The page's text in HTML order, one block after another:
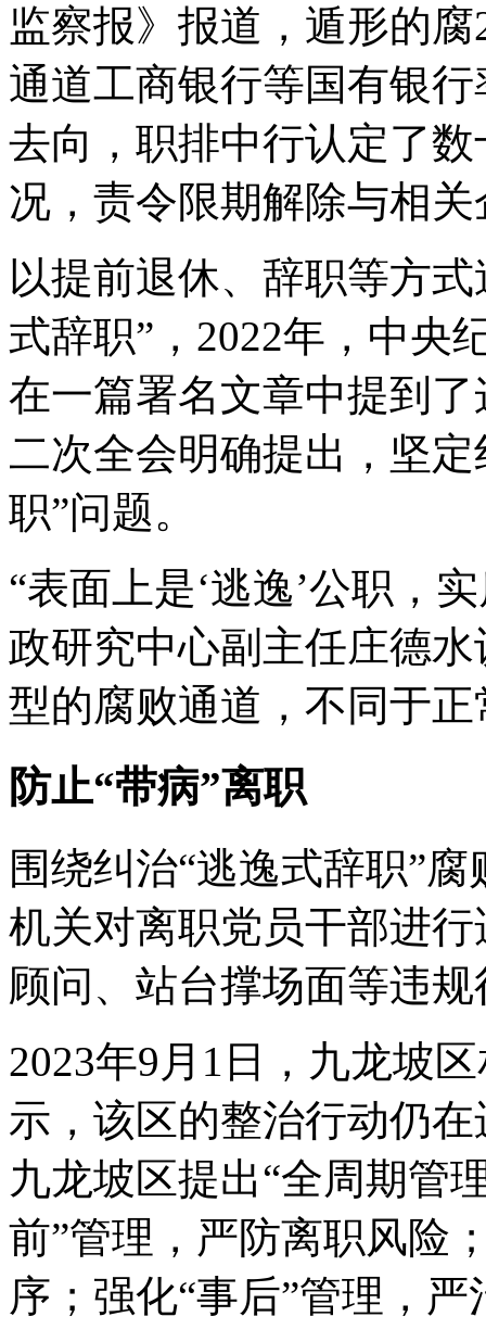
监察报》报道，遁形的
通道工商银行等国有银
去向，职排中行认定了
况，责令限期解除与相
以提前退休、辞职等方
式辞职”，2022年，中央
在一篇署名文章中提到
二次全会明确提出，坚
职”问题。
“表面上是‘逃逸’公职，
政研究中心副主任庄德
型的腐败通道，不同于
防止“带病”离职
围绕纠治“逃逸式辞职”
机关对离职党员干部进
顾问、站台撑场面等违规
2023年9月1日，九龙坡
示，该区的整治行动仍
九龙坡区提出“全周期管
前”管理，严防离职风险
序；强化“事后”管理，